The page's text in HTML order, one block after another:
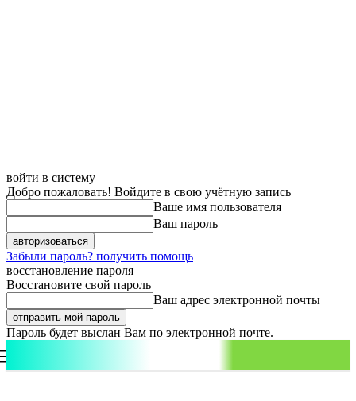
войти в систему
Добро пожаловать! Войдите в свою учётную запись
Ваше имя пользователя
Ваш пароль
Забыли пароль? получить помощь
восстановление пароля
Восстановите свой пароль
Ваш адрес электронной почты
Пароль будет выслан Вам по электронной почте.